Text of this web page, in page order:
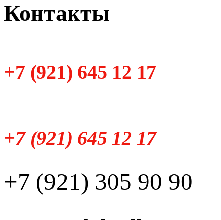
Контакты
+7 (921) 645 12 17
+7 (921) 645 12 17
+7 (921) 305 90 90